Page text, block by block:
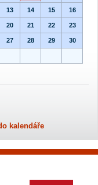
13 14 15 16
20 21 22 23
27 28 29 30
kalendáře